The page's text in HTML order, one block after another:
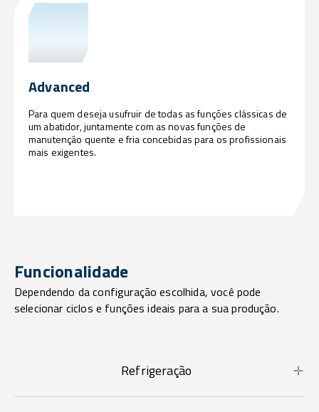
Advanced
Para quem deseja usufruir de todas as funções clássicas de
um abatidor, juntamente com as novas funções de
manutenção quente e fria concebidas para os profissionais
mais exigentes.
Funcionalidade
Dependendo da configuração escolhida, você pode
selecionar ciclos e funções ideais para a sua produção.
Refrigeração